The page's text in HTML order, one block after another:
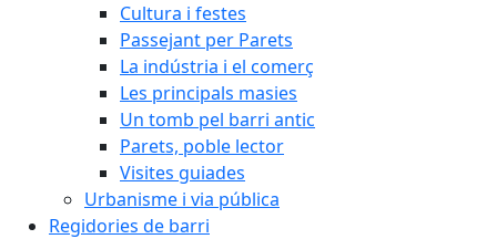
Cultura i festes
Passejant per Parets
La indústria i el comerç
Les principals masies
Un tomb pel barri antic
Parets, poble lector
Visites guiades
Urbanisme i via pública
Regidories de barri